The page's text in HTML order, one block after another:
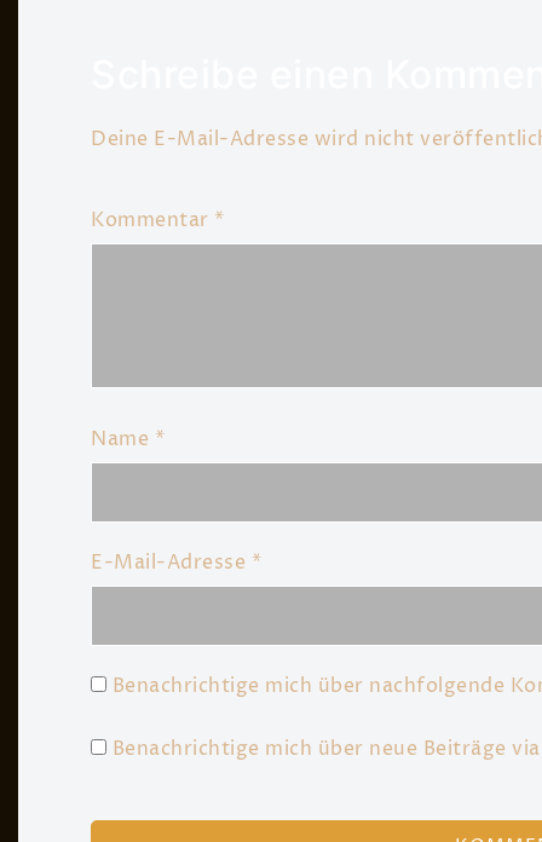
Deine E-Mail-Adresse wird nicht
Kommentar *
Name *
E-Mail-Adresse *
Benachrichtige mich über nachfolgende
Benachrichtige mich über neue Beiträge